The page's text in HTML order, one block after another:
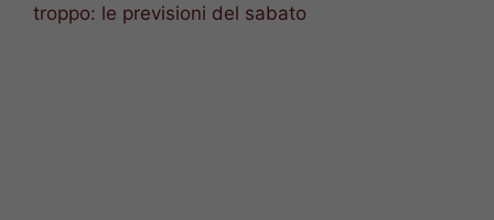
troppo: le previsioni del sabato